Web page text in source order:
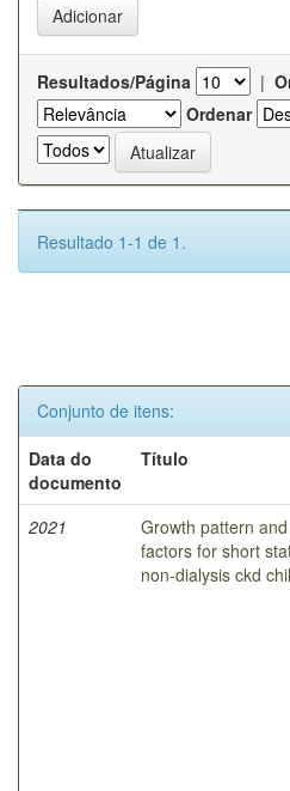
Resultados/Página |
Ordenar
Resultado 1-1 de 1.
Conjunto de itens:
Data do
documento
Título
2021
Growth pattern
factors for short
non-dialysis ckd